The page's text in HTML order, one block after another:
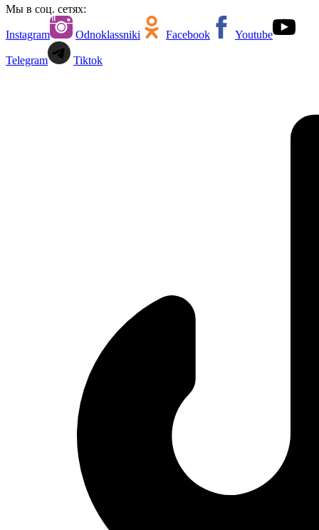
Мы в соц. сетях:
Instagram Odnoklassniki Facebook Youtube
Telegram Tiktok